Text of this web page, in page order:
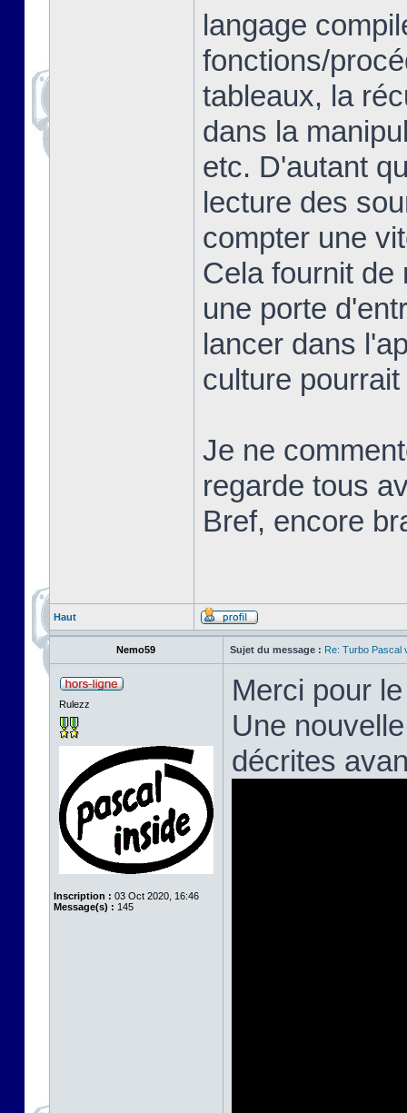
langage
fonctions/
tableaux, la
dans la
etc. D'autant
lecture des
compter une
Cela fournit de
une porte
lancer dans
culture
Je ne
regarde tous
Bref, encore
Haut
Nemo59 Sujet du message : Re: Turbo Pascal
Rulezz
Inscription : 03 Oct 2020, 16:46
Message(s) : 145
Merci pour
Une
décrites